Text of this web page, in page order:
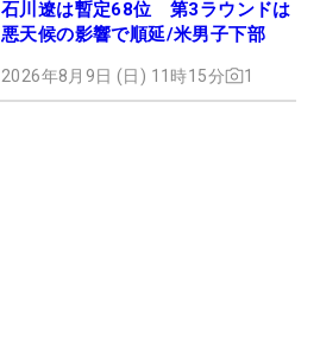
石川遼は暫定68位 第3ラウンドは
悪天候の影響で順延/米男子下部
2026年8月9日 (日) 11時15分 1